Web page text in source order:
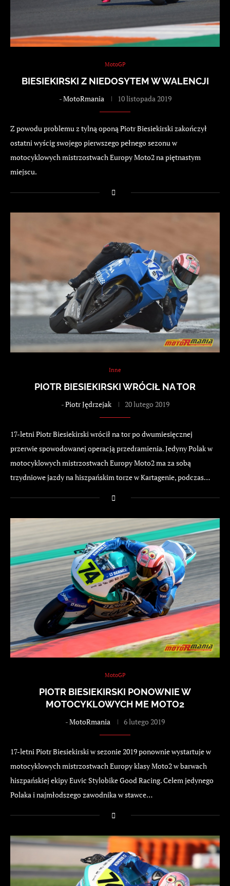
MotoGP
BIESIEKIRSKI Z NIEDOSYTEM W WALENCJI
-MotoRmania 10 listopada 2019
Z powodu problemu z tylną oponą Piotr Biesiekirski zakończył
ostatni wyścig swojego pierwszego pełnego sezonu w
motocyklowych mistrzostwach Europy Moto2 na piętnastym
miejscu.
Inne
PIOTR BIESIEKIRSKI WRÓCIŁ NA TOR
-Piotr Jędrzejak 20 lutego 2019
17-letni Piotr Biesiekirski wrócił na tor po dwumiesięcznej
przerwie spowodowanej operacją przedramienia. Jedyny Polak w
motocyklowych mistrzostwach Europy Moto2 ma za sobą
trzydniowe jazdy na hiszpańskim torze w Kartagenie, podczas…
MotoGP
PIOTR BIESIEKIRSKI PONOWNIE W
MOTOCYKLOWYCH ME MOTO2
-MotoRmania 6 lutego 2019
17-letni Piotr Biesiekirski w sezonie 2019 ponownie wystartuje w
motocyklowych mistrzostwach Europy klasy Moto2 w barwach
hiszpańskiej ekipy Euvic Stylobike Good Racing. Celem jedynego
Polaka i najmłodszego zawodnika w stawce…